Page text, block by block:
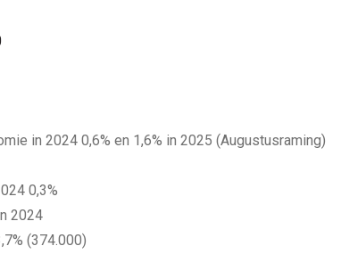
in 2024 0,6% en 1,6% in 2025 (Augustusraming)
0,3%
2024
(374.000)